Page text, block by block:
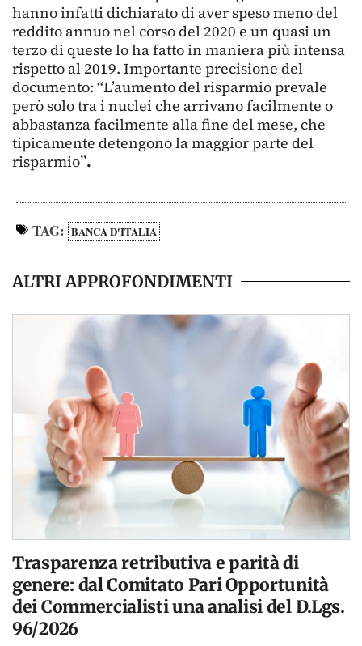
hanno infatti dichiarato di aver speso meno del
reddito annuo nel corso del 2020 e un quasi un
terzo di queste lo ha fatto in maniera più intensa
rispetto al 2019. Importante precisione del
documento: “L’aumento del risparmio prevale
però solo tra i nuclei che arrivano facilmente o
abbastanza facilmente alla fine del mese, che
tipicamente detengono la maggior parte del
risparmio”.
TAG: BANCA D'ITALIA
ALTRI APPROFONDIMENTI
Trasparenza retributiva e parità di
genere: dal Comitato Pari Opportunità
dei Commercialisti una analisi del D.Lgs.
96/2026